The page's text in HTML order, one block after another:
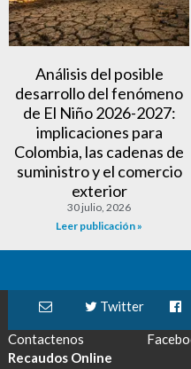
Análisis del posible
desarrollo del fenómeno
de El Niño 2026-2027:
implicaciones para
Colombia, las cadenas de
suministro y el comercio
exterior
30 julio, 2026
Leer publicación »
Contactenos
Twitter
Recaudos Online